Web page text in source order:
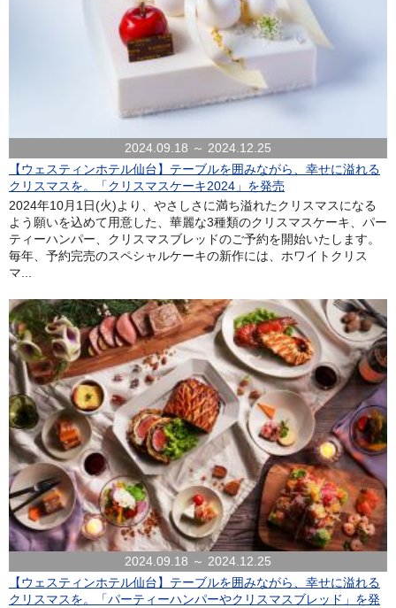
2024.09.18 ～ 2024.12.25
【ウェスティンホテル仙台】テーブルを囲みながら、幸せに溢れる
クリスマスを。「クリスマスケーキ2024」を発売
2024年10月1日(火)より、やさしさに満ち溢れたクリスマスになる
よう願いを込めて用意した、華麗な3種類のクリスマスケーキ、パー
ティーハンパー、クリスマスブレッドのご予約を開始いたします。
毎年、予約完売のスペシャルケーキの新作には、ホワイトクリス
マ...
2024.09.18 ～ 2024.12.25
【ウェスティンホテル仙台】テーブルを囲みながら、幸せに溢れる
クリスマスを。「パーティーハンパーやクリスマスブレッド」を発